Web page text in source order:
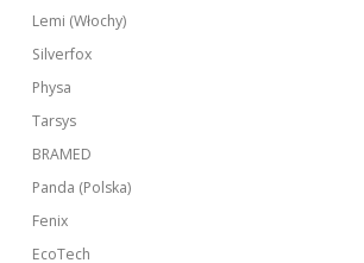
Lemi (Włochy)
Silverfox
Physa
Tarsys
BRAMED
Panda (Polska)
Fenix
EcoTech